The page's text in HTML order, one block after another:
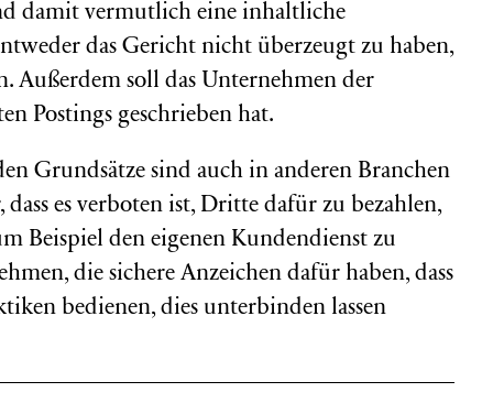
damit vermutlich eine inhaltliche
das Gericht nicht überzeugt zu haben,
Außerdem soll das Unternehmen der
Postings geschrieben hat.
Grundsätze sind auch in anderen Branchen
es verboten ist, Dritte dafür zu bezahlen,
Beispiel den eigenen Kundendienst zu
die sichere Anzeichen dafür haben, dass
bedienen, dies unterbinden lassen